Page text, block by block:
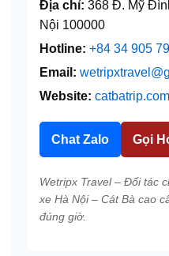
Địa chỉ: 368 Đ. Mỹ
Nội 100000
Hotline: +84 34 905
Email:
Website: catbatrip.com
Chat Zalo Gọi
Wetripx Travel – Đối tác
xe Hà Nội – Cát Bà cao
đúng giờ.